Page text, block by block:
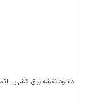
دانلود نقشه برق کشی ،